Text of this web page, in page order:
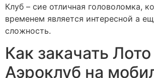
Клуб – сие отличная головоломка,
временем является интересной а
сложность.
Как закачать Лото
Аэроклуб на